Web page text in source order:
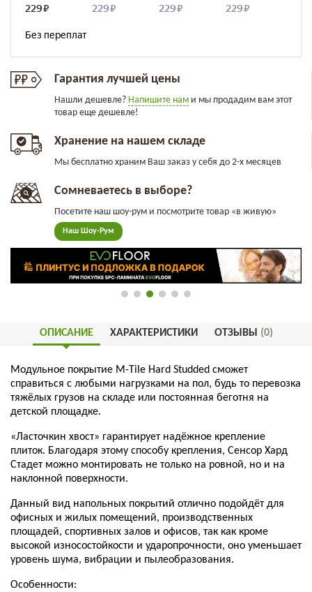
Гарантия лучшей цены
Нашли дешевле? Напишите нам и мы продадим вам этот
товар еще дешевле!
Хранение на нашем складе
Мы бесплатно храним Ваш заказ у себя до 2-х месяцев
Сомневаетесь в выборе?
Посетите наш шоу-рум и посмотрите товар «в живую»
Наш Шоу-Рум
ОПИСАНИЕ ХАРАКТЕРИСТИКИ ОТЗЫВЫ (0)
Модульное покрытие M-Tile Hard Studded сможет
справиться с любыми нагрузками на пол, будь то перевозка
тяжёлых грузов на складе или постоянная беготня на
детской площадке.
«Ласточкин хвост» гарантирует надёжное крепление
плиток. Благодаря этому способу крепления, Сенсор Хард
Стадет можно монтировать не только на ровной, но и на
наклонной поверхности.
Данный вид напольных покрытий отлично подойдёт для
офисных и жилых помещений, производственных
площадей, спортивных залов и офисов, так как кроме
высокой износостойкости и ударопрочности, оно уменьшает
уровень шума, вибрации и пылеобразования.
Особенности: